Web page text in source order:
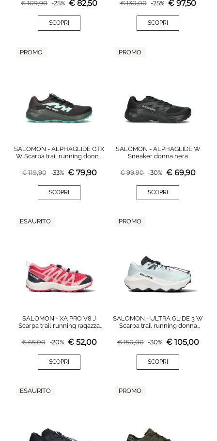
€109,90 -25% € 82,50
SCOPRI
gore-tex
€130,00 -25% € 97,50
SCOPRI
PROMO
SALOMON - ALPHAGLIDE GTX
W Scarpa trail running donna
€119,90 -33% € 79,90
SCOPRI
PROMO
SALOMON - ALPHAGLIDE W
Sneaker donna nera
€99,90 -30% € 69,90
SCOPRI
ESAURITO
SALOMON - XA PRO V8 J
Scarpa trail running ragazza
€65,00 -20% € 52,00
SCOPRI
PROMO
SALOMON - ULTRA GLIDE 3 W
Scarpa trail running donna
€150,00 -30% € 105,00
SCOPRI
ESAURITO PROMO